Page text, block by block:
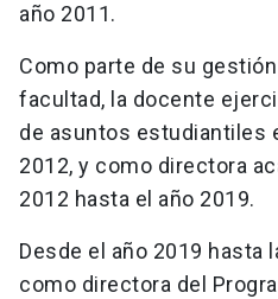
año 2011.
Como parte de su
facultad, la docente
de asuntos estudiantiles
2012, y como directora
2012 hasta el año 2019.
Desde el año 2019 hasta
como directora del